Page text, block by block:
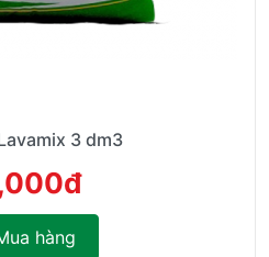
3 dm3
hàng